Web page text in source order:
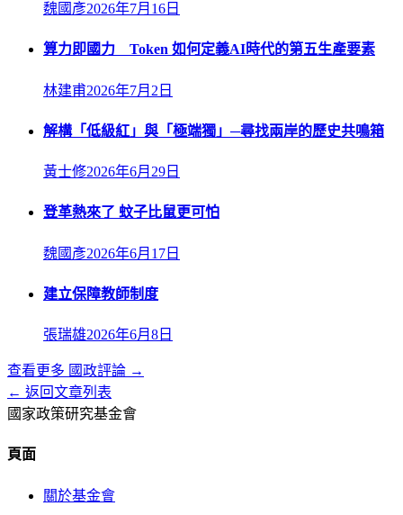
魏國彥2026年7月16日
算力即國力 Token 如何定義AI時代的第五生產要素
林建甫2026年7月2日
解構「低級紅」與「極端獨」─尋找兩岸的歷史共鳴箱
黃士修2026年6月29日
登革熱來了 蚊子比鼠更可怕
魏國彥2026年6月17日
建立保障教師制度
張瑞雄2026年6月8日
查看更多 國政評論 →
← 返回文章列表
國家政策研究基金會
頁面
關於基金會